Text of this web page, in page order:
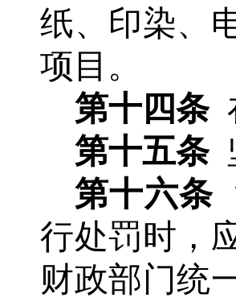
纸、印染、
项目。
第十四条
第十五条
第十六条
行处罚时，
财政部门统